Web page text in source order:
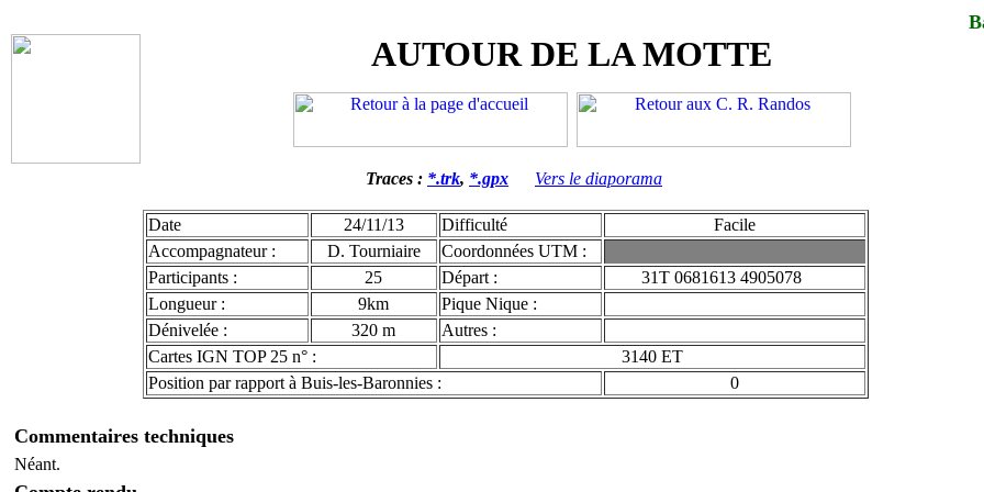
AUTOUR DE LA MOTTE
Traces : *.trk, *.gpx Vers le diaporama
Date 24/11/13 Difficulté
Facile
Accompagnateur :
D. Tourniaire
Coordonnées UTM :
Participants :
25 Départ :
31T 0681613 4905078
Longueur :
9km
Pique Nique :
Dénivelée :
320 m
Autres :
Cartes IGN TOP 25 n° :
3140 ET
Position par rapport à Buis-les-Baronnies :
0
Commentaires techniques
Néant.